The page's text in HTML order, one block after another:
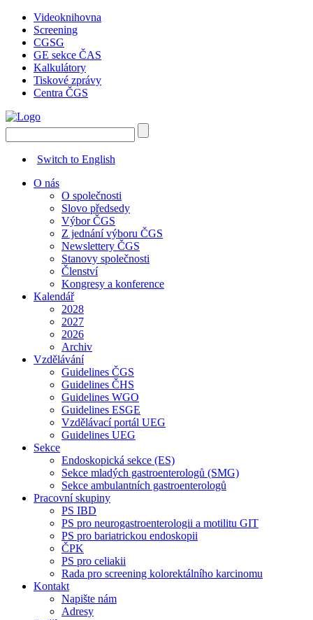
Videoknihovna
Screening
CGSG
GE sekce ČAS
Kalkulátory
Tiskové zprávy
Centra ČGS
Switch to English
O nás
O společnosti
Slovo předsedy
Výbor ČGS
Z jednání výboru ČGS
Newslettery ČGS
Stanovy společnosti
Členství
Kongresy a konference
Kalendář
2028
2027
2026
Archiv
Vzdělávání
Guidelines ČGS
Guidelines ČHS
Guidelines WGO
Guidelines ESGE
Vzdělávací portál UEG
Guidelines UEG
Sekce
Endoskopická sekce (ES)
Sekce mladých gastroenterologů (SMG)
Sekce ambulantních gastroenterologů
Pracovní skupiny
PS IBD
PS pro neurogastroenterologii a motilitu GIT
PS pro bariatrickou endoskopii
ČPK
PS pro celiakii
Rada pro screening kolorektálního karcinomu
Kontakt
Napište nám
Adresy